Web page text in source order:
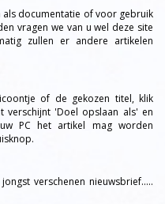
documentatie of voor gebruik
vragen we van u wel deze site
zullen er andere artikelen
of de gekozen titel, klik
verschijnt 'Doel opslaan als' en
PC het artikel mag worden
verschenen nieuwsbrief.....